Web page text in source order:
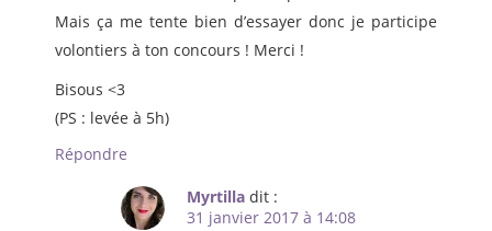
Mais ça me tente bien d’essayer donc je participe
volontiers à ton concours ! Merci !
Bisous <3
(PS : levée à 5h)
Répondre
Myrtilla dit :
31 janvier 2017 à 14:08